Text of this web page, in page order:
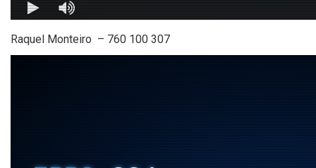
Raquel Monteiro – 760 100 307